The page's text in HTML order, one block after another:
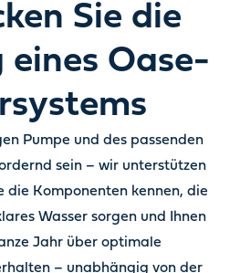
Sie die
eines Oase-
Pumpe und des passenden
sein – wir unterstützen
die Komponenten kennen, die
Wasser sorgen und Ihnen
Jahr über optimale
– unabhängig von der